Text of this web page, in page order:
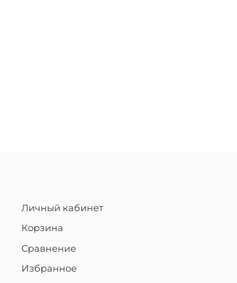
Личный кабинет
Корзина
Сравнение
Избранное